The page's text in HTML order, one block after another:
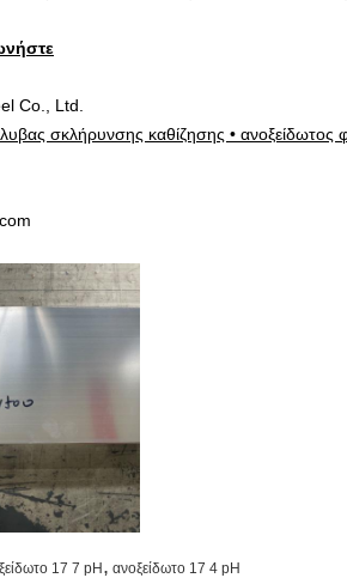
Co., Ltd.
σκλήρυνσης καθίζησης •
17 7 pH , ανοξείδωτο 17 4 pH